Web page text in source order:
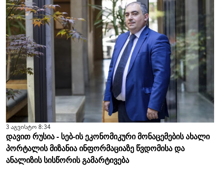
3 აგვისტო 8:34
დავით რუსია - სებ-ის ეკონომიკური მონაცემების ახალი
პორტალის მიზანია ინფორმაციაზე წვდომისა და
ანალიზის სისწორის გამარტივება